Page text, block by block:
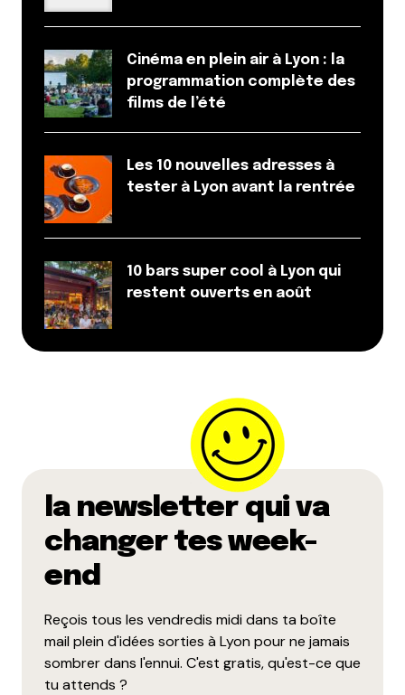
(Trop bon….)
Répondre
Name*
E-mail*
Enregistrer mon nom, mon e-mail et mon site dans le
navigateur pour mon prochain commentaire.
Prévenez-moi de tous les nouveaux commentaires
par e-mail.
Et bim !
Cinéma en plein air à Lyon : la
programmation complète des
films de l’été
Les 10 nouvelles adresses à
tester à Lyon avant la rentrée
10 bars super cool à Lyon qui
restent ouverts en août
la newsletter qui va
changer tes week-
end
Reçois tous les vendredis midi dans ta boîte
mail plein d'idées sorties à Lyon pour ne jamais
sombrer dans l'ennui. C'est gratis, qu'est-ce que
tu attends ?